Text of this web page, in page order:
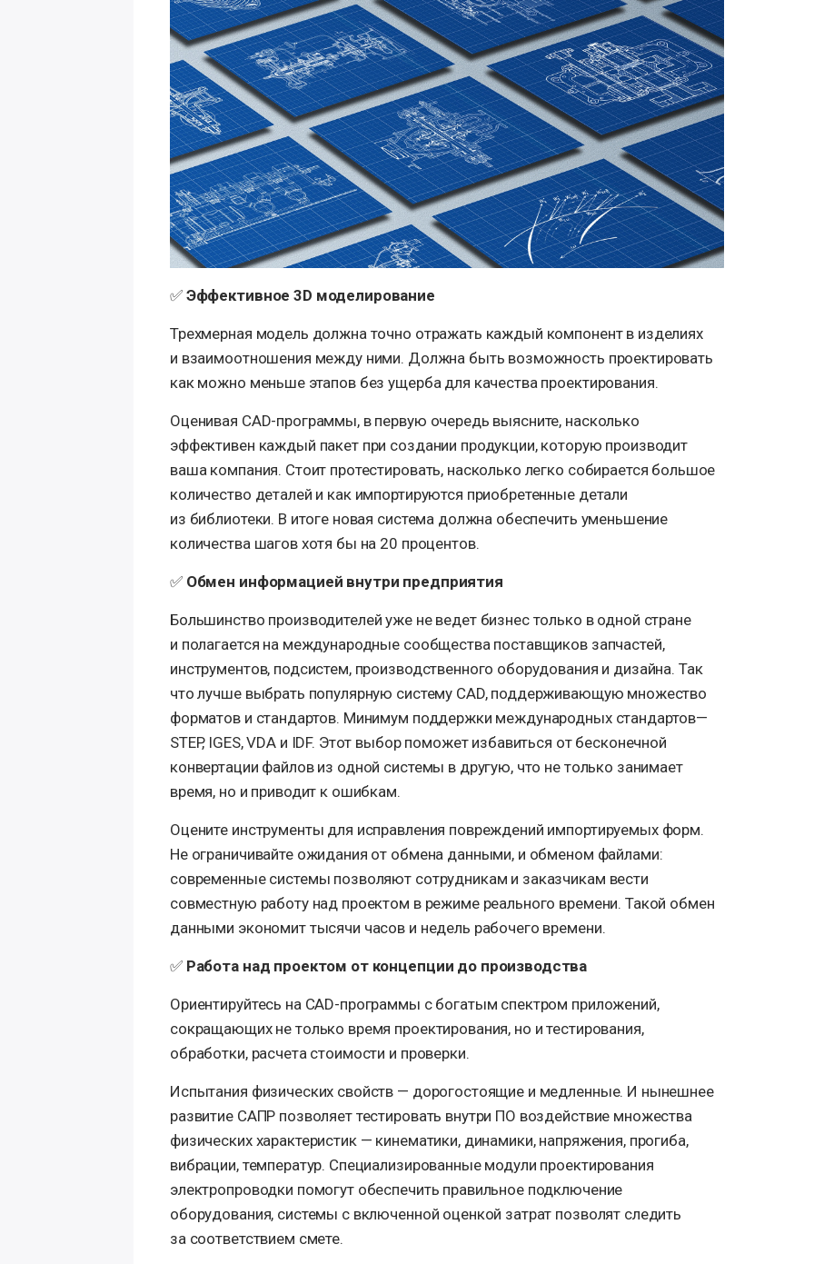
✅ Эффективное 3D моделирование
Трехмерная модель должна точно отражать каждый компонент в изделиях
и взаимоотношения между ними. Должна быть возможность проектировать
как можно меньше этапов без ущерба для качества проектирования.
Оценивая CAD-программы, в первую очередь выясните, насколько
эффективен каждый пакет при создании продукции, которую производит
ваша компания. Стоит протестировать, насколько легко собирается большое
количество деталей и как импортируются приобретенные детали
из библиотеки. В итоге новая система должна обеспечить уменьшение
количества шагов хотя бы на 20 процентов.
✅ Обмен информацией внутри предприятия
Большинство производителей уже не ведет бизнес только в одной стране
и полагается на международные сообщества поставщиков запчастей,
инструментов, подсистем, производственного оборудования и дизайна. Так
что лучше выбрать популярную систему CAD, поддерживающую множество
форматов и стандартов. Минимум поддержки международных стандартов—
STEP, IGES, VDA и IDF. Этот выбор поможет избавиться от бесконечной
конвертации файлов из одной системы в другую, что не только занимает
время, но и приводит к ошибкам.
Оцените инструменты для исправления повреждений импортируемых форм.
Не ограничивайте ожидания от обмена данными, и обменом файлами:
современные системы позволяют сотрудникам и заказчикам вести
совместную работу над проектом в режиме реального времени. Такой обмен
данными экономит тысячи часов и недель рабочего времени.
✅ Работа над проектом от концепции до производства
Ориентируйтесь на CAD-программы с богатым спектром приложений,
сокращающих не только время проектирования, но и тестирования,
обработки, расчета стоимости и проверки.
Испытания физических свойств — дорогостоящие и медленные. И нынешнее
развитие САПР позволяет тестировать внутри ПО воздействие множества
физических характеристик — кинематики, динамики, напряжения, прогиба,
вибрации, температур. Специализированные модули проектирования
электропроводки помогут обеспечить правильное подключение
оборудования, системы с включенной оценкой затрат позволят следить
за соответствием смете.